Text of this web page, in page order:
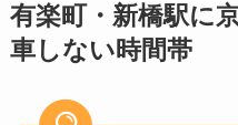
有楽町・新橋駅に
車しない時間帯